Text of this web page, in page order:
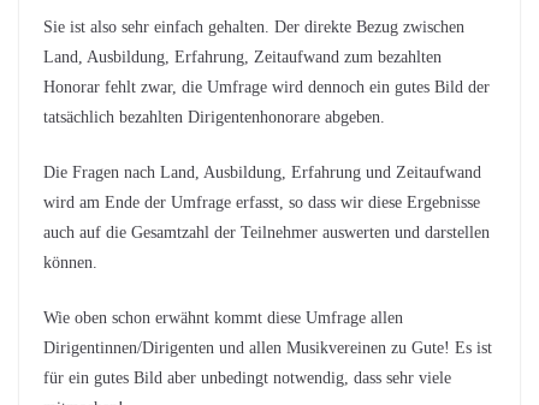
Sie ist also sehr einfach gehalten. Der direkte Bezug zwischen
Land, Ausbildung, Erfahrung, Zeitaufwand zum bezahlten
Honorar fehlt zwar, die Umfrage wird dennoch ein gutes Bild der
tatsächlich bezahlten Dirigentenhonorare abgeben.
Die Fragen nach Land, Ausbildung, Erfahrung und Zeitaufwand
wird am Ende der Umfrage erfasst, so dass wir diese Ergebnisse
auch auf die Gesamtzahl der Teilnehmer auswerten und darstellen
können.
Wie oben schon erwähnt kommt diese Umfrage allen
Dirigentinnen/Dirigenten und allen Musikvereinen zu Gute! Es ist
für ein gutes Bild aber unbedingt notwendig, dass sehr viele